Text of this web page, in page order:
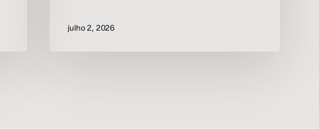
julho 2, 2026